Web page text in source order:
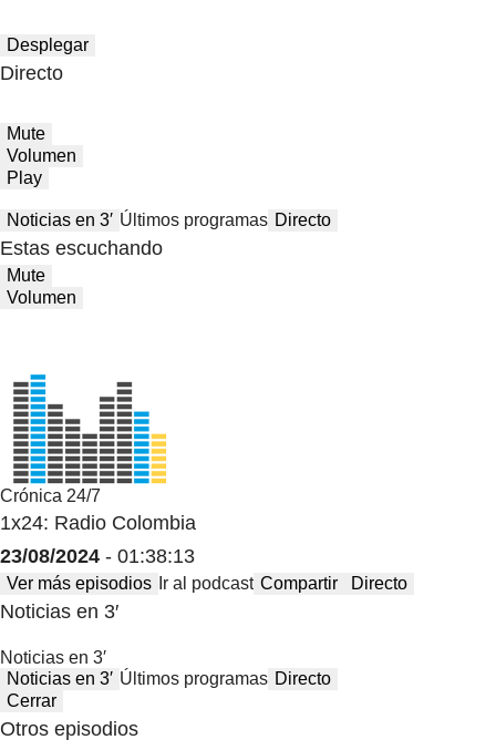
Desplegar
Directo
Mute
Volumen
Play
Noticias en 3′ Últimos programas Directo
Estas escuchando
Mute
Volumen
Crónica 24/7
1x24: Radio Colombia
23/08/2024 - 01:38:13
Ver más episodios Ir al podcast Compartir Directo
Noticias en 3′
Noticias en 3′
Noticias en 3′ Últimos programas Directo
Cerrar
Otros episodios